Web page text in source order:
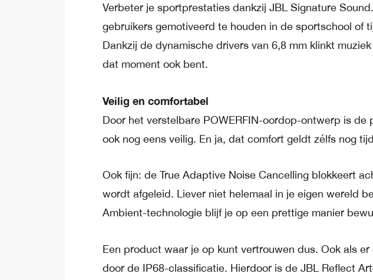
Verbeter je sportprestaties dankzij JBL Signature
gebruikers gemotiveerd te houden in de sportschool of
Dankzij de dynamische drivers van 6,8 mm klinkt
dat moment ook bent.
Veilig en comfortabel
Door het verstelbare POWERFIN-oordop-ontwerp is
ook nog eens veilig. En ja, dat comfort geldt zélfs nog
Ook fijn: de True Adaptive Noise Cancelling blokkeert
wordt afgeleid. Liever niet helemaal in je eigen wereld
Ambient-technologie blijf je op een prettige manier
Een product waar je op kunt vertrouwen dus. Ook als
door de IP68-classificatie. Hierdoor is de JBL Reflect